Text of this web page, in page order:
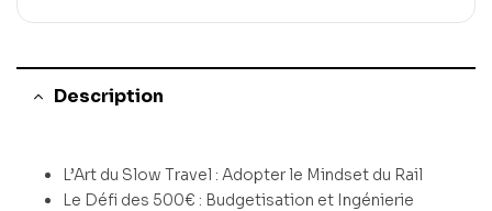
Description
L’Art du Slow Travel : Adopter le Mindset du Rail
Le Défi des 500€ : Budgetisation et Ingénierie